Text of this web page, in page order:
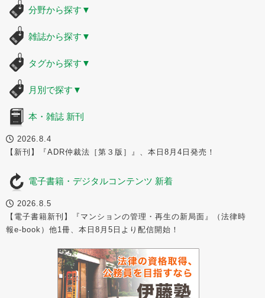
分野から探す ▼
雑誌から探す ▼
タグから探す ▼
月別で探す ▼
本・雑誌 新刊
2026.8.4
【新刊】『ADR仲裁法［第３版］』、本日8月4日発売！
電子書籍・デジタルコンテンツ 新着
2026.8.5
【電子書籍新刊】『マンションの管理・再生の新局面』（法律時
報e-book）他1冊、本日8月5日より配信開始！